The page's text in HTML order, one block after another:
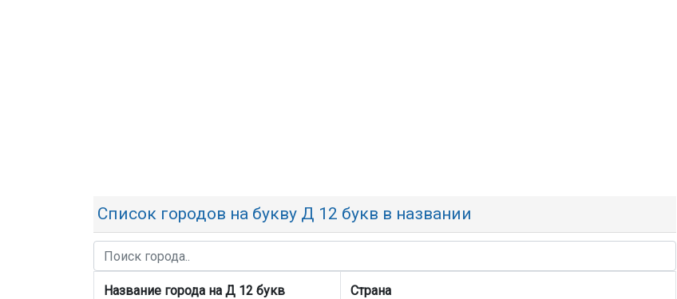
Список городов на букву Д 12 букв в названии
Название города на Д 12 букв Страна